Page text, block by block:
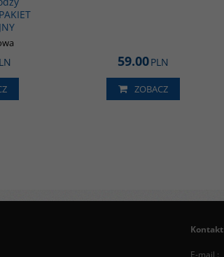
59.00PLN
ZOBACZ
Kontakt
E-mail :